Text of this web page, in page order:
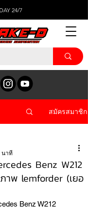
24/7
สมัครสมาชิก
Benz W212
าพ lemforder (เยอ
นาที
Benz W212